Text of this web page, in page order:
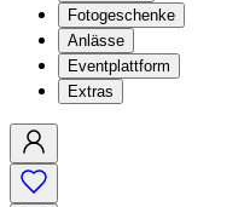
Fotogeschenke
Anlässe
Eventplattform
Extras